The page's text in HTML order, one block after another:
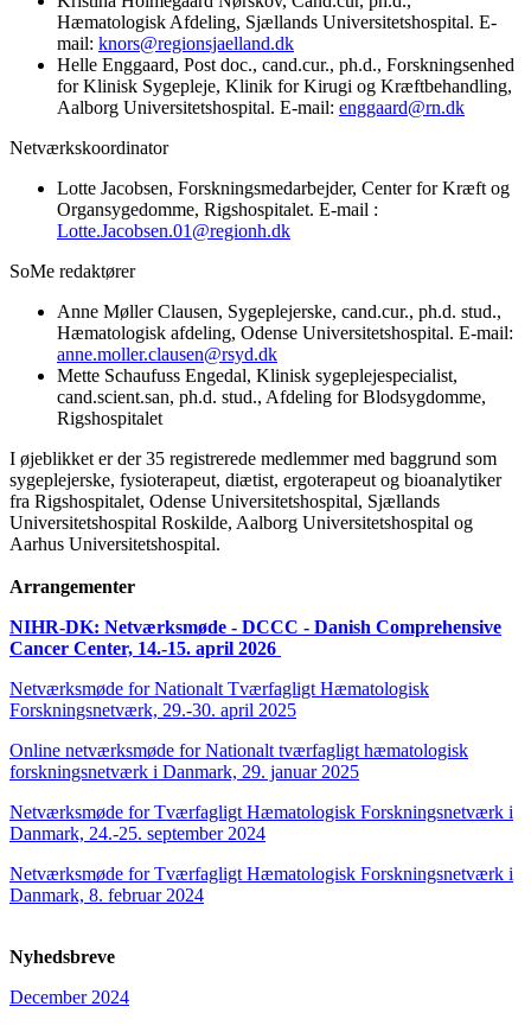
Hæmatologisk Afdeling, Sjællands Universitetshospital. E-
mail: knors@regionsjaelland.dk
Helle Enggaard, Post doc., cand.cur., ph.d., Forskningsenhed
for Klinisk Sygepleje, Klinik for Kirugi og Kræftbehandling,
Aalborg Universitetshospital. E-mail: enggaard@rn.dk
Netværkskoordinator
Lotte Jacobsen, Forskningsmedarbejder, Center for Kræft og
Organsygedomme, Rigshospitalet. E-mail :
Lotte.Jacobsen.01@regionh.dk
SoMe redaktører
Anne Møller Clausen, Sygeplejerske, cand.cur., ph.d. stud.,
Hæmatologisk afdeling, Odense Universitetshospital. E-mail:
anne.moller.clausen@rsyd.dk
Mette Schaufuss Engedal, Klinisk sygeplejespecialist,
cand.scient.san, ph.d. stud., Afdeling for Blodsygdomme,
Rigshospitalet
I øjeblikket er der 35 registrerede medlemmer med baggrund som
sygeplejerske, fysioterapeut, diætist, ergoterapeut og bioanalytiker
fra Rigshospitalet, Odense Universitetshospital, Sjællands
Universitetshospital Roskilde, Aalborg Universitetshospital og
Aarhus Universitetshospital.
Arrangementer
NIHR-DK: Netværksmøde - DCCC - Danish Comprehensive
Cancer Center, 14.-15. april 2026
Netværksmøde for Nationalt Tværfagligt Hæmatologisk
Forskningsnetværk, 29.-30. april 2025
Online netværksmøde for Nationalt tværfagligt hæmatologisk
forskningsnetværk i Danmark, 29. januar 2025
Netværksmøde for Tværfagligt Hæmatologisk Forskningsnetværk i
Danmark, 24.-25. september 2024
Netværksmøde for Tværfagligt Hæmatologisk Forskningsnetværk i
Danmark, 8. februar 2024
Nyhedsbreve
December 2024